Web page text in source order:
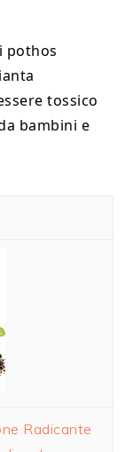
pothos
tossico
bambini e
Radicante